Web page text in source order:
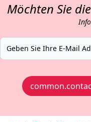
Möchten Sie